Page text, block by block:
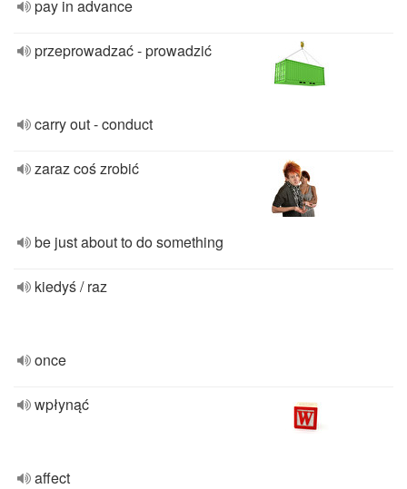
pay in advance
przeprowadzać - prowadzić
carry out - conduct
zaraz coś zrobić
be just about to do something
kiedyś / raz
once
wpłynąć
affect